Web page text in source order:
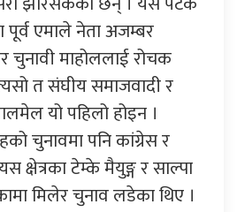
पूर्व एमाले नेता अजम्बर
चुनावी माहोललाई रोचक
त संघीय समाजवादी र
यो पहिलो होइन ।
चुनावमा पनि कांग्रेस र
क्षेत्रका टेम्के मैयुङ्ग र साल्पा
मिलेर चुनाव लडेका थिए ।